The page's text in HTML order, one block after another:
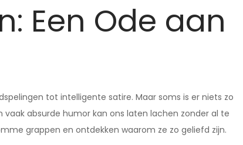
Een Ode aan
tot intelligente satire. Maar soms is er niets zo
absurde humor kan ons laten lachen zonder al te
grappen en ontdekken waarom ze zo geliefd zijn.